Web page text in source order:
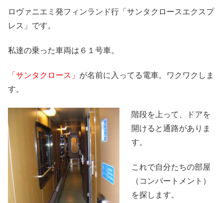
ロヴァニエミ発フィンランド行「サンタクロースエクスプ
レス」です。
私達の乗った車両は６１号車。
「サンタクロース」 が名前に入ってる電車。ワクワクしま
す。
階段を上って、ドアを
開けると通路がありま
す。
これで自分たちの部屋
（コンパートメント）
を探します。